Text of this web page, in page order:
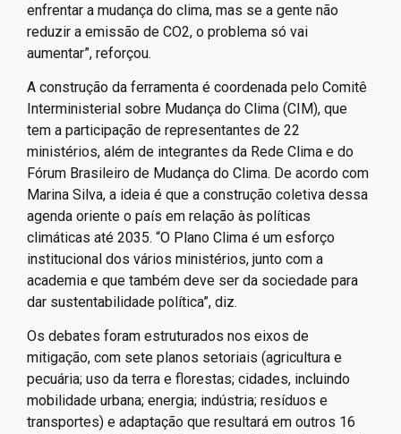
enfrentar a mudança do clima, mas se a gente não
reduzir a emissão de CO2, o problema só vai
aumentar”, reforçou.
A construção da ferramenta é coordenada pelo Comitê
Interministerial sobre Mudança do Clima (CIM), que
tem a participação de representantes de 22
ministérios, além de integrantes da Rede Clima e do
Fórum Brasileiro de Mudança do Clima. De acordo com
Marina Silva, a ideia é que a construção coletiva dessa
agenda oriente o país em relação às políticas
climáticas até 2035. “O Plano Clima é um esforço
institucional dos vários ministérios, junto com a
academia e que também deve ser da sociedade para
dar sustentabilidade política”, diz.
Os debates foram estruturados nos eixos de
mitigação, com sete planos setoriais (agricultura e
pecuária; uso da terra e florestas; cidades, incluindo
mobilidade urbana; energia; indústria; resíduos e
transportes) e adaptação que resultará em outros 16